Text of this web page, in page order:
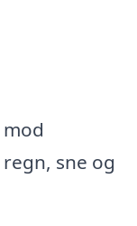
sne og